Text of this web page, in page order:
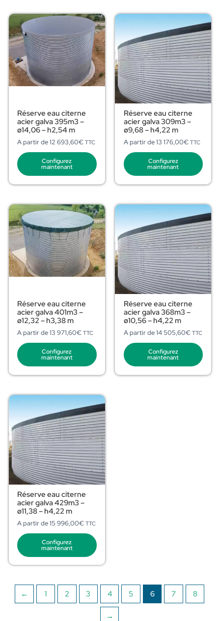
Réserve eau citerne
acier galva 395m3 –
ø14,06 – h2,54 m
A partir de12 693,60€ TTC
Configurez
maintenant
Réserve eau citerne
acier galva 309m3 –
ø9,68 – h4,22 m
A partir de13 176,00€ TTC
Configurez
maintenant
Réserve eau citerne
acier galva 401m3 –
ø12,32 – h3,38 m
A partir de13 971,60€ TTC
Configurez
maintenant
Réserve eau citerne
acier galva 368m3 –
ø10,56 – h4,22 m
A partir de14 505,60€ TTC
Configurez
maintenant
Réserve eau citerne
acier galva 429m3 –
ø11,38 – h4,22 m
A partir de15 996,00€ TTC
Configurez
maintenant
← 1 2 3 4 5 6 7 8
→